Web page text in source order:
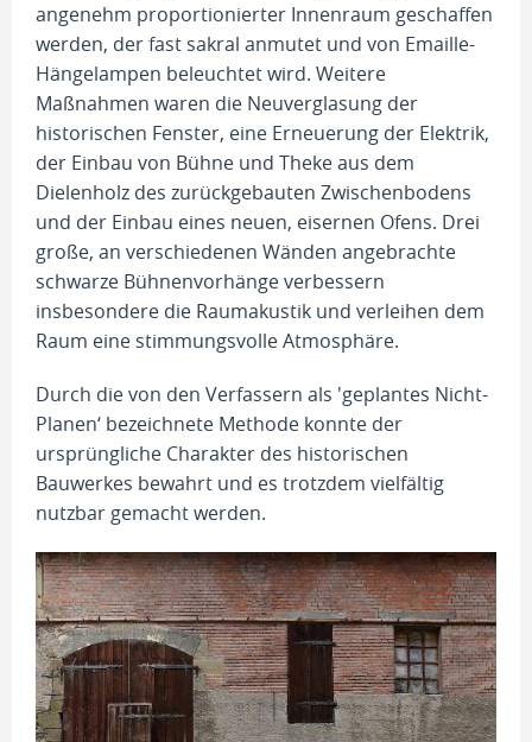
angenehm proportionierter Innenraum geschaffen
werden, der fast sakral anmutet und von Emaille-
Hängelampen beleuchtet wird. Weitere
Maßnahmen waren die Neuverglasung der
historischen Fenster, eine Erneuerung der Elektrik,
der Einbau von Bühne und Theke aus dem
Dielenholz des zurückgebauten Zwischenbodens
und der Einbau eines neuen, eisernen Ofens. Drei
große, an verschiedenen Wänden angebrachte
schwarze Bühnenvorhänge verbessern
insbesondere die Raumakustik und verleihen dem
Raum eine stimmungsvolle Atmosphäre.
Durch die von den Verfassern als 'geplantes Nicht-
Planen‘ bezeichnete Methode konnte der
ursprüngliche Charakter des historischen
Bauwerkes bewahrt und es trotzdem vielfältig
nutzbar gemacht werden.